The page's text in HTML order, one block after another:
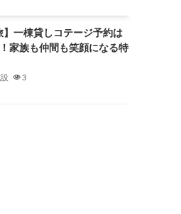
】一棟貸しコテージ予約は
家族も仲間も笑顔になる特
3